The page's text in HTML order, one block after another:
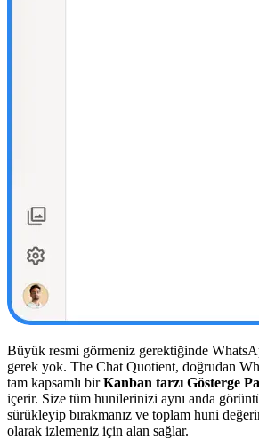
Büyük resmi görmeniz gerektiğinde
gerek yok. The Chat Quotient, doğrudan
tam kapsamlı birKanban tarzı Gösterge
içerir. Size tüm hunilerinizi aynı anda
sürükleyip bırakmanız ve toplam huni
olarak izlemeniz için alan sağlar.